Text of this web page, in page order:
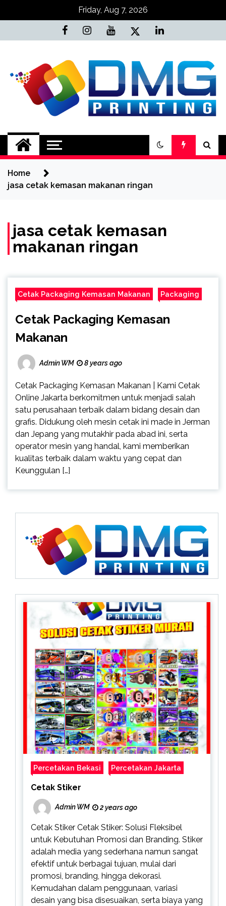
Friday, Aug 7, 2026
Jasa Cetak Online
DMG Printing
Home
jasa cetak kemasan makanan ringan
jasa cetak kemasan
makanan ringan
Cetak Packaging Kemasan Makanan Packaging
Cetak Packaging Kemasan
Makanan
Admin WM 8 years ago
Cetak Packaging Kemasan Makanan | Kami Cetak
Online Jakarta berkomitmen untuk menjadi salah
satu perusahaan terbaik dalam bidang desain dan
grafis. Didukung oleh mesin cetak ini made in Jerman
dan Jepang yang mutakhir pada abad ini, serta
operator mesin yang handal, kami memberikan
kualitas terbaik dalam waktu yang cepat dan
Keunggulan […]
Percetakan Bekasi Percetakan Jakarta
Cetak Stiker
Admin WM 2 years ago
Cetak Stiker Cetak Stiker: Solusi Fleksibel
untuk Kebutuhan Promosi dan Branding. Stiker
adalah media yang sederhana namun sangat
efektif untuk berbagai tujuan, mulai dari
promosi, branding, hingga dekorasi.
Kemudahan dalam penggunaan, variasi
desain yang bisa disesuaikan, serta biaya yang